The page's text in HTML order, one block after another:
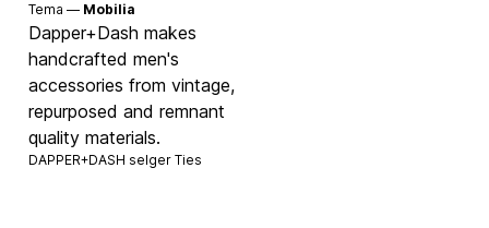
Tema — Mobilia
Dapper+Dash makes
handcrafted men's
accessories from vintage,
repurposed and remnant
quality materials.
DAPPER+DASH selgerTies